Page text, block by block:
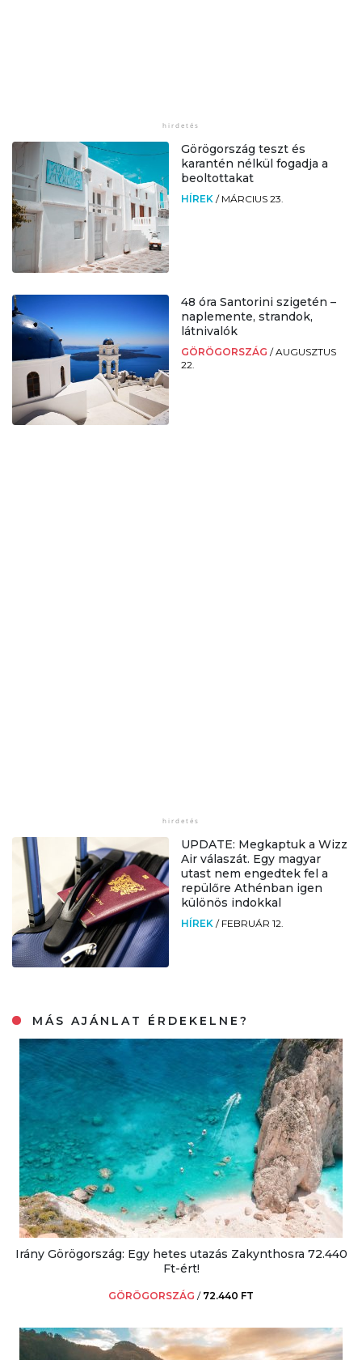
Görögország teszt és
karantén nélkül fogadja a
beoltottakat
HÍREK / MÁRCIUS 23.
48 óra Santorini szigetén –
naplemente, strandok,
látnivalók
GÖRÖGORSZÁG /AUGUSZTUS
22.
UPDATE: Megkaptuk a Wizz
Air válaszát. Egy magyar
utast nem engedtek fel a
repülőre Athénban igen
különös indokkal
HÍREK / FEBRUÁR 12.
MÁS AJÁNLAT ÉRDEKELNE?
Irány Görögország: Egy hetes utazás Zakynthosra 72.440
Ft-ért!
GÖRÖGORSZÁG / 72.440 FT